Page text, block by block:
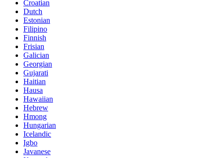
Croatian
Dutch
Estonian
Filipino
Finnish
Frisian
Galician
Georgian
Gujarati
Haitian
Hausa
Hawaiian
Hebrew
Hmong
Hungarian
Icelandic
Igbo
Javanese